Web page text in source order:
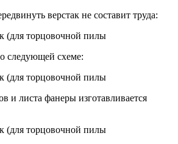
верстак не составит труда:
следующей схеме:
и листа фанеры изготавливается